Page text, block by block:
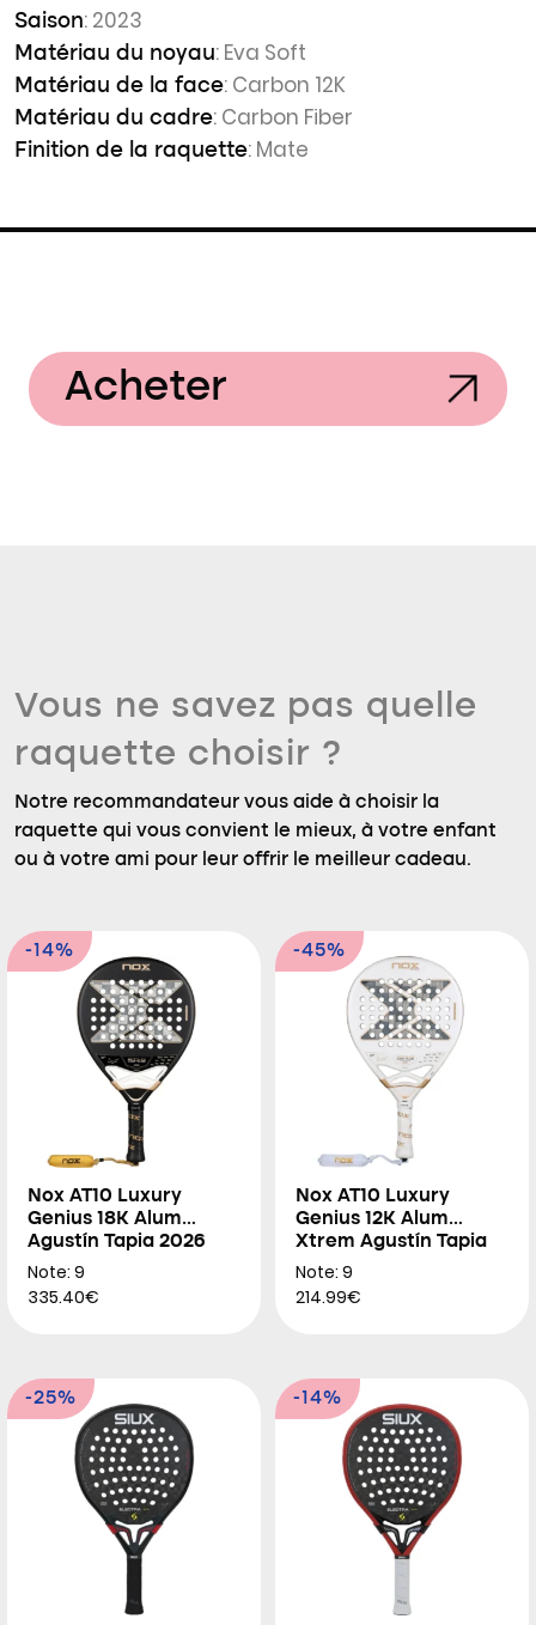
Saison: 2023
Matériau du noyau: Eva Soft
Matériau de la face: Carbon 12K
Matériau du cadre: Carbon Fiber
Finition de la raquette: Mate
Acheter
Vous ne savez pas quelle
raquette choisir ?
Notre recommandateur vous aide à choisir la
raquette qui vous convient le mieux, à votre enfant
ou à votre ami pour leur offrir le meilleur cadeau.
-14%
Nox AT10 Luxury
Genius 18K Alum
Agustín Tapia 2026
Note: 9
335.40€
-45%
Nox AT10 Luxury
Genius 12K Alum
Xtrem Agustín Tapia
2026
Note: 9
214.99€
-25% -14%